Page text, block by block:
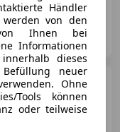
quattro
Händler
werden von den
Ihnen bei
Informationen
dieses
neuer
Ohne
Tools können
oder teilweise